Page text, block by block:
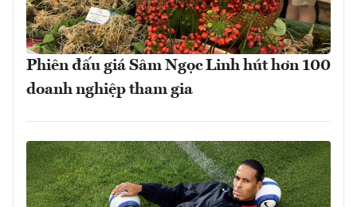
Phiên đấu giá Sâm Ngọc Linh hút hơn 100
doanh nghiệp tham gia